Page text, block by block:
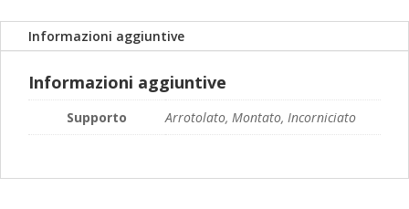
189,00€
Informazioni aggiuntive
Informazioni aggiuntive
Supporto Arrotolato, Montato, Incorniciato